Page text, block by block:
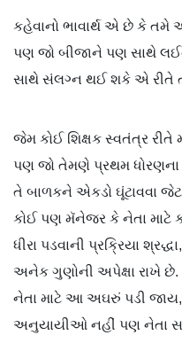
કહેવાનો ભાવાર્થ એ છે કે
પણ જો બીજાને પણ સાથે
સાથે સંલગ્ન થઈ શકે એ રીતે
જેમ કોઈ શિક્ષક સ્વતંત્ર
પણ જો તેમણે પ્રથમ ધોરણના
તે બાળકને એકડો ઘૂંટાવવા
કોઈ પણ મૅનેજર કે નેતા માટે
ધીરા પડવાની પ્રક્રિયા
અનેક ગુણોની અપેક્ષા રાખે છે.
નેતા માટે આ અઘરું પડી
અનુયાયીઓ નહીં પણ નેતા